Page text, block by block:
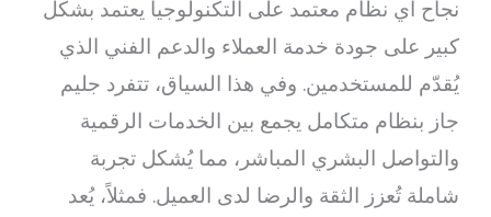
نجاح أي نظام معتمد على التكنولوجيا يعتمد بشكل
كبير على جودة خدمة العملاء والدعم الفني الذي
يُقدّم للمستخدمين. وفي هذا السياق، تتفرد جليم
جاز بنظام متكامل يجمع بين الخدمات الرقمية
والتواصل البشري المباشر، مما يُشكل تجربة
شاملة تُعزز الثقة والرضا لدى العميل. فمثلاً، يُعد